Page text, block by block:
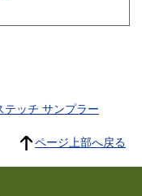
ッチ サンプラー
ページ上部へ戻る